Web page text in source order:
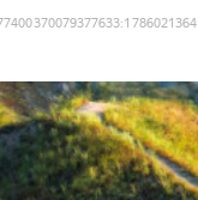
:1786021364